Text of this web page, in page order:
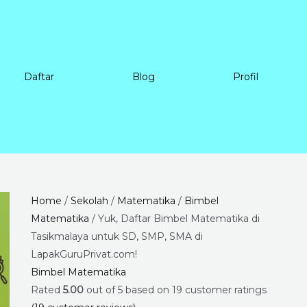
Daftar Blog Profil
Home / Sekolah / Matematika / Bimbel
Matematika / Yuk, Daftar Bimbel Matematika di
Tasikmalaya untuk SD, SMP, SMA di
LapakGuruPrivat.com!
Bimbel Matematika
Rated 5.00out of 5 based on 19 customer ratings
Price
range:
Rp225.000
Yuk,
Daftar
Bimbel
Matematika
di
Tasikmalaya